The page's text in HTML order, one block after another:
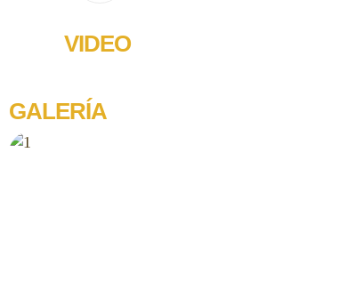
VIDEO
GALERÍA